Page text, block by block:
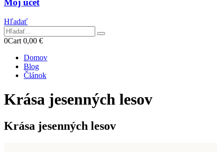
Môj účet
Hľadať
0Cart 0,00 €
Domov
Blog
Článok
Krása jesenných lesov
Krása jesenných lesov